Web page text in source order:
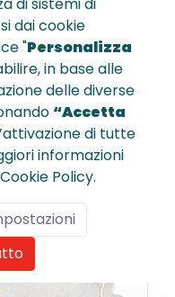
pieghevole
cfz.10 pz.
dai cookie
"Personalizza
in base alle
delle diverse
“Accetta
di tutte
informazioni
Policy.